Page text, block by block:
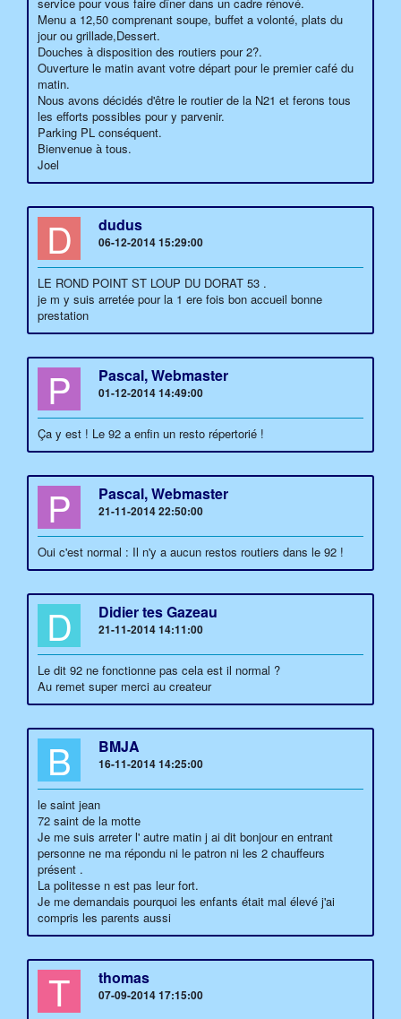
Menu a 12,50 comprenant soupe, buffet a volonté, plats du
jour ou grillade,Dessert.
Douches à disposition des routiers pour 2?.
Ouverture le matin avant votre départ pour le premier café du
matin.
Nous avons décidés d'être le routier de la N21 et ferons tous
les efforts possibles pour y parvenir.
Parking PL conséquent.
Bienvenue à tous.
Joel
D dudus
06-12-2014 15:29:00
LE ROND POINT ST LOUP DU DORAT 53 .
je m y suis arretée pour la 1 ere fois bon accueil bonne
prestation
P Pascal, Webmaster
01-12-2014 14:49:00
Ça y est ! Le 92 a enfin un resto répertorié !
P Pascal, Webmaster
21-11-2014 22:50:00
Oui c'est normal : Il n'y a aucun restos routiers dans le 92 !
D Didier tes Gazeau
21-11-2014 14:11:00
Le dit 92 ne fonctionne pas cela est il normal ?
Au remet super merci au createur
B BMJA
16-11-2014 14:25:00
le saint jean
72 saint de la motte
Je me suis arreter l' autre matin j ai dit bonjour en entrant
personne ne ma répondu ni le patron ni les 2 chauffeurs
présent .
La politesse n est pas leur fort.
Je me demandais pourquoi les enfants était mal élevé j'ai
compris les parents aussi
T thomas
07-09-2014 17:15:00